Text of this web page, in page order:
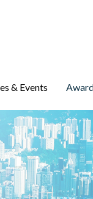
& Events